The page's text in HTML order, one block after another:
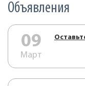
Объявления
09
Март